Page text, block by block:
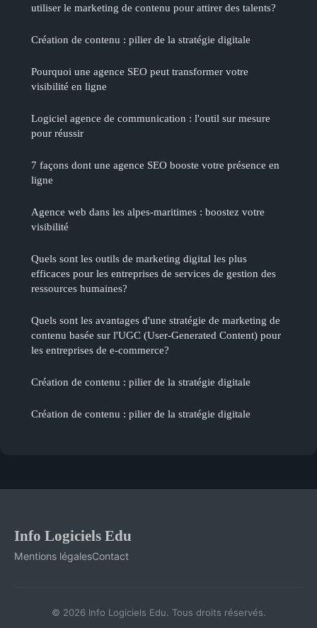
utiliser le marketing de contenu pour attirer des talents?
Création de contenu : pilier de la stratégie digitale
Pourquoi une agence SEO peut transformer votre
visibilité en ligne
Logiciel agence de communication : l'outil sur mesure
pour réussir
7 façons dont une agence SEO booste votre présence en
ligne
Agence web dans les alpes-maritimes : boostez votre
visibilité
Quels sont les outils de marketing digital les plus
efficaces pour les entreprises de services de gestion des
ressources humaines?
Quels sont les avantages d'une stratégie de marketing de
contenu basée sur l'UGC (User-Generated Content) pour
les entreprises de e-commerce?
Création de contenu : pilier de la stratégie digitale
Création de contenu : pilier de la stratégie digitale
Info Logiciels Edu
Mentions légalesContact
© 2026 Info Logiciels Edu. Tous droits réservés.